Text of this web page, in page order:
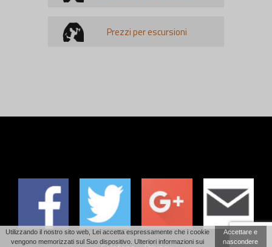
Prezzi per escursioni
Utilizzando il nostro sito web, Lei accetta espressamente che i cookie
vengono memorizzati sul Suo dispositivo. Ulteriori informazioni sui
Accettare e
nascondere